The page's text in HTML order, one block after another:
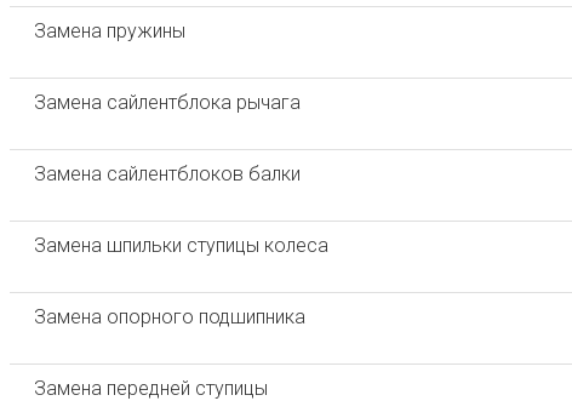
Замена пружины
Замена сайлентблока рычага
Замена сайлентблоков балки
Замена шпильки ступицы колеса
Замена опорного подшипника
Замена передней ступицы